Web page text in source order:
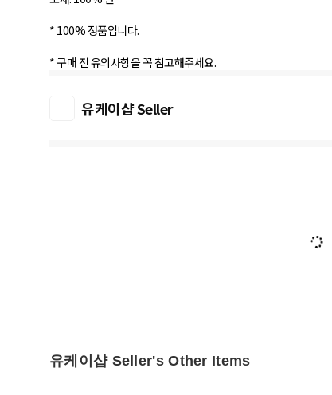
* 100% 정품입니다.
* 구매 전 유의사항을 꼭 참고해주세요.
유케이샵 Seller
유케이샵 Seller's Other Items